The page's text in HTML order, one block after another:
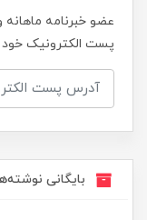
عضو خبرنامه
پست الکترونیک خود
بایگانی